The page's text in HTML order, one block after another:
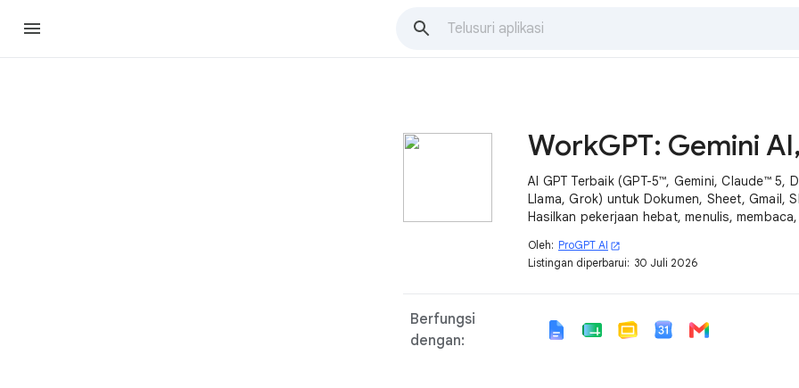
AI GPT Terbaik (GPT-5™, Gemini, Claude™ 5,
Llama, Grok) untuk Dokumen, Sheet, Gmail,
Hasilkan pekerjaan hebat, menulis, membaca,
Oleh: ProGPT AI open_in_new
Listingan diperbarui: 30 Juli 2026
Berfungsi
dengan: